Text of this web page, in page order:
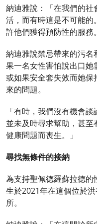
納迪雅說：「在我們的
活，而有時這是不可能
許他們獲得預防性的服務
納迪雅說禁忌帶來的污
果一名女性害怕說出口她
或如果安全套失效而她
來的問題。
「有時，我們沒有機會
並未及時尋求幫助，甚
健康問題而喪生。」
尋找無條件的接納
為支持聖佩德羅蘇拉德
生於2021年在這個位於
所。